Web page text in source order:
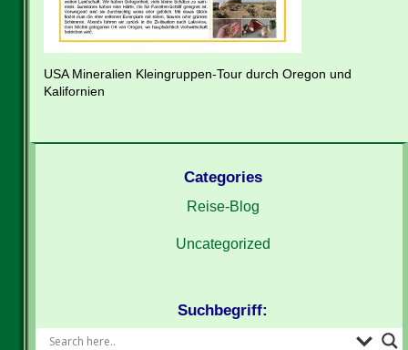
USA Mineralien Kleingruppen-Tour durch Oregon und
Kalifornien
Categories
Reise-Blog
Uncategorized
Suchbegriff: